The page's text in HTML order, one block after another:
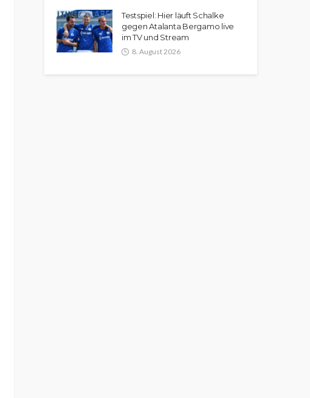
Testspiel: Hier läuft Schalke
gegen Atalanta Bergamo live
im TV und Stream
8. August 2026